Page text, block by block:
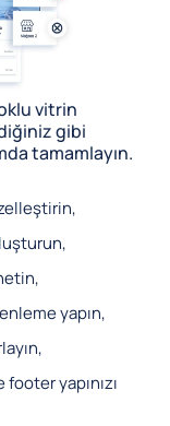
vitrin
gibi
tamamlayın.
yapın,
yapınızı